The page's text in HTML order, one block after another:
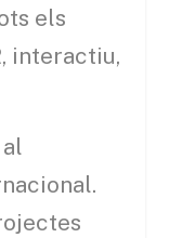
els
interactiu,